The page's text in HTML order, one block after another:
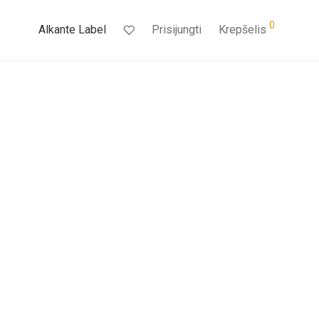
Alkante Label Prisijungti Krepšelis 0